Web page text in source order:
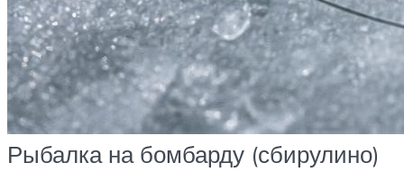
Рыбалка на бомбарду (сбирулино)